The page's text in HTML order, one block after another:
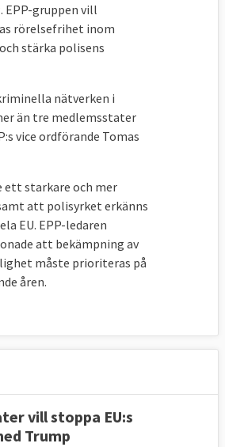
gruppen vill
rörelsefrihet inom
stärka polisens
nätverken i
än tre medlemsstater
vice ordförande Tomas
ett starkare och mer
att polisyrket erkänns
EU. EPP-ledaren
att bekämpning av
måste prioriteras på
åren.
vill stoppa EU:s
Trump